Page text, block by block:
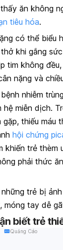
ăn không
tiêu hóa.
có thể biểu
khi gắng
tim không
nặng và
nhiễm
hệ miễn dịch.
thiếu máu
hội chứng
khiến trẻ
phải thức
trẻ bị
móng tay dễ
biết trẻ
Quảng Cáo